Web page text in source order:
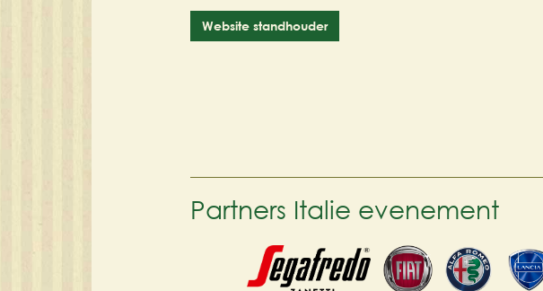
Website standhouder
Partners Italie evenement